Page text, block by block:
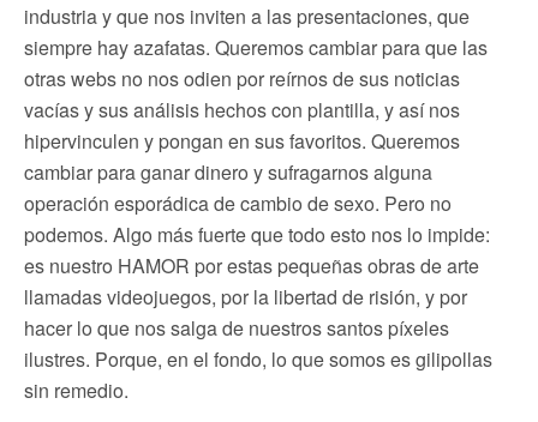
industria y que nos inviten a las presentaciones, que
siempre hay azafatas. Queremos cambiar para que las
otras webs no nos odien por reírnos de sus noticias
vacías y sus análisis hechos con plantilla, y así nos
hipervinculen y pongan en sus favoritos. Queremos
cambiar para ganar dinero y sufragarnos alguna
operación esporádica de cambio de sexo. Pero no
podemos. Algo más fuerte que todo esto nos lo impide:
es nuestro HAMOR por estas pequeñas obras de arte
llamadas videojuegos, por la libertad de risión, y por
hacer lo que nos salga de nuestros santos píxeles
ilustres. Porque, en el fondo, lo que somos es gilipollas
sin remedio.